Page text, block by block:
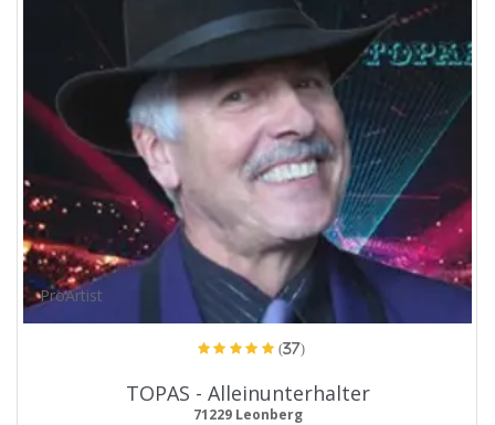
ProArtist
(37)
TOPAS - Alleinunterhalter
71229 Leonberg